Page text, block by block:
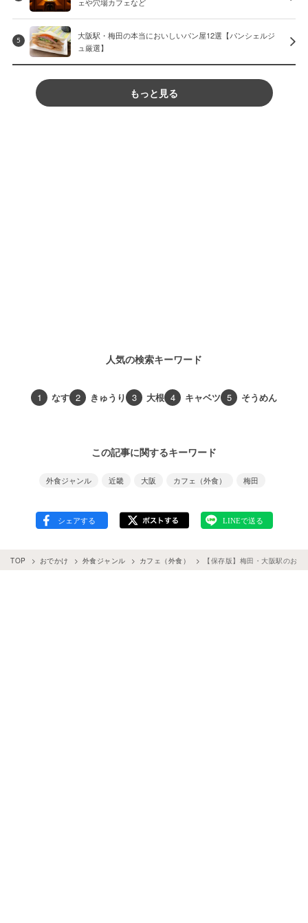
ェや穴場カフェなど
5
大阪駅・梅田の本当においしいパン屋12選【パンシェルジ
ュ厳選】
もっと見る
人気の検索キーワード
1 なす 2 きゅうり 3 大根 4 キャベツ 5 そうめん
この記事に関するキーワード
外食ジャンル 近畿 大阪 カフェ（外食） 梅田
TOP おでかけ 外食ジャンル カフェ（外食） 【保存版】梅田・大阪駅のお